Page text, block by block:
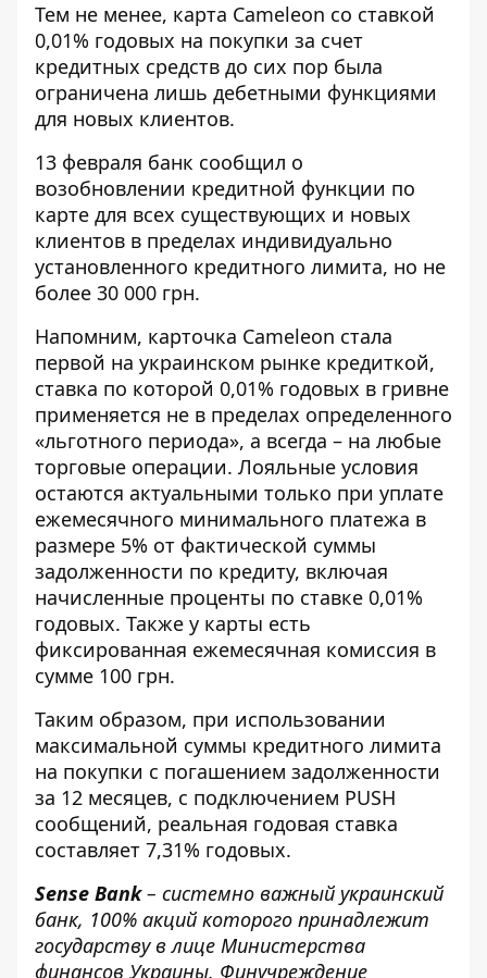
Тем не менее, карта Сameleon со ставкой
0,01% годовых на покупки за счет
кредитных средств до сих пор была
ограничена лишь дебетными функциями
для новых клиентов.
13 февраля банк сообщил о
возобновлении кредитной функции по
карте для всех существующих и новых
клиентов в пределах индивидуально
установленного кредитного лимита, но не
более 30 000 грн.
Напомним, карточка Сameleon стала
первой на украинском рынке кредиткой,
ставка по которой 0,01% годовых в гривне
применяется не в пределах определенного
«льготного периода», а всегда – на любые
торговые операции. Лояльные условия
остаются актуальными только при уплате
ежемесячного минимального платежа в
размере 5% от фактической суммы
задолженности по кредиту, включая
начисленные проценты по ставке 0,01%
годовых. Также у карты есть
фиксированная ежемесячная комиссия в
сумме 100 грн.
Таким образом, при использовании
максимальной суммы кредитного лимита
на покупки с погашением задолженности
за 12 месяцев, с подключением PUSH
сообщений, реальная годовая ставка
составляет 7,31% годовых.
Sense Bank– системно важный украинский
банк, 100% акций которого принадлежит
государству в лице Министерства
финансов Украины. Финучреждение